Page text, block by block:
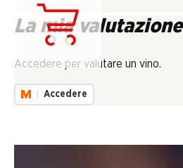
La mia valutazione
Accedere per valutare un vino.
Accedere